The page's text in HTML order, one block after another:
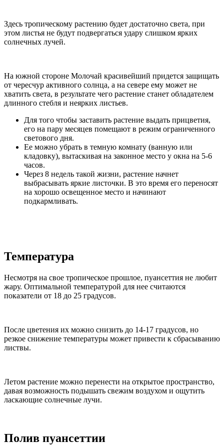
Здесь тропическому растению будет достаточно света, при
этом листья не будут подвергаться удару слишком ярких
солнечных лучей.
На южной стороне Молочай красивейший придется защищать
от чересчур активного солнца, а на севере ему может не
хватить света, в результате чего растение станет обладателем
длинного стебля и неярких листьев.
Для того чтобы заставить растение выдать прицветия,
его на пару месяцев помещают в режим ограниченного
светового дня.
Ее можно убрать в темную комнату (ванную или
кладовку), вытаскивая на законное место у окна на 5-6
часов.
Через 8 недель такой жизни, растение начнет
выбрасывать яркие листочки. В это время его переносят
на хорошо освещенное место и начинают
подкармливать.
Температура
Несмотря на свое тропическое прошлое, пуансеттия не любит
жару. Оптимальной температурой для нее считаются
показатели от 18 до 25 градусов.
После цветения их можно снизить до 14-17 градусов, но
резкое снижение температуры может привести к сбрасыванию
листвы.
Летом растение можно перенести на открытое пространство,
давая возможность подышать свежим воздухом и ощутить
ласкающие солнечные лучи.
Полив пуансеттии